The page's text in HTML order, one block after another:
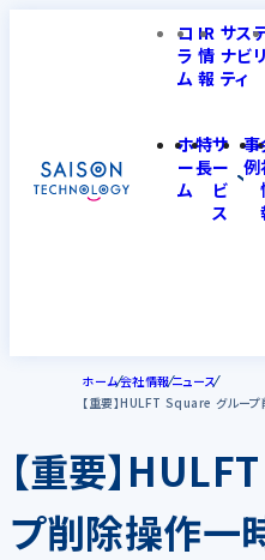
コ
ラ
ム
IR
情
報
サス
ナビリ
ティ
ホ
ー
ム
特
長
サ
ー
ビ
ス
事
例
ホーム会社情報ニュース
【重要】HULFT Square グルー
【重要】
プ削除操作一